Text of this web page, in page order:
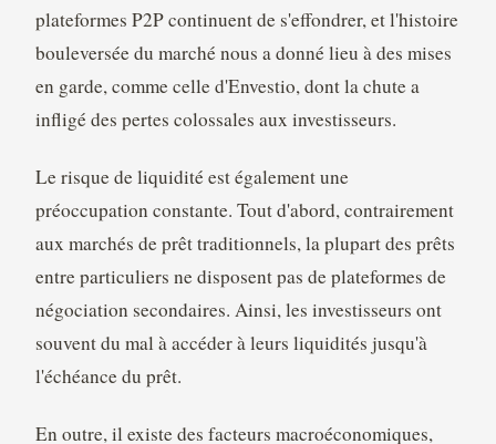
plateformes P2P continuent de s'effondrer, et l'histoire
bouleversée du marché nous a donné lieu à des mises
en garde, comme celle d'Envestio, dont la chute a
infligé des pertes colossales aux investisseurs.
Le risque de liquidité est également une
préoccupation constante. Tout d'abord, contrairement
aux marchés de prêt traditionnels, la plupart des prêts
entre particuliers ne disposent pas de plateformes de
négociation secondaires. Ainsi, les investisseurs ont
souvent du mal à accéder à leurs liquidités jusqu'à
l'échéance du prêt.
En outre, il existe des facteurs macroéconomiques,